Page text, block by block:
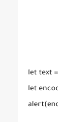
let text
let